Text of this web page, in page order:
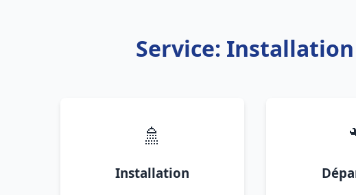
Service:
🚿
Installation